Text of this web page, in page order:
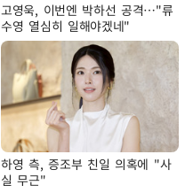
고영욱, 이번엔 박하선 공격…"류
수영 열심히 일해야겠네"
하영 측, 증조부 친일 의혹에 "사
실 무근"